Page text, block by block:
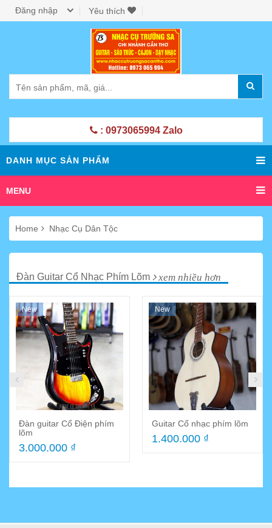
Đăng nhập Yêu thích
: 0973065994 Zalo
DANH MỤC SẢN PHẨM
MENU
Home Nhạc Cụ Dân Tộc
Đàn Guitar Cổ Nhạc Phím Lõm xem nhiều hơn
New
Đàn guitar Cổ Điện phím
lõm
3.000.000 ₫
New
Guitar Cổ nhạc phím lõm
1.400.000 ₫